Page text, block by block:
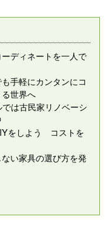
ディネートを一人で
手軽にカンタンにコ
世界へ
は古民家リノベーシ
をしよう コストを
い家具の選び方を発